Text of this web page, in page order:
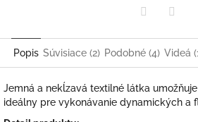
Popis Súvisiace (2) Podobné (4) Videá
Jemná a nekĺzavá textilné látka
ideálny pre vykonávanie dynamických a